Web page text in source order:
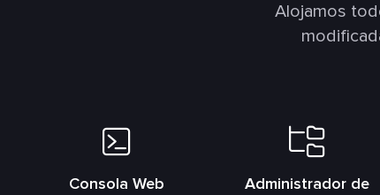
Alojamos
Consola Web
Administrador de